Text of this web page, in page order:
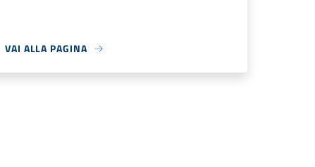
VAI ALLA PAGINA